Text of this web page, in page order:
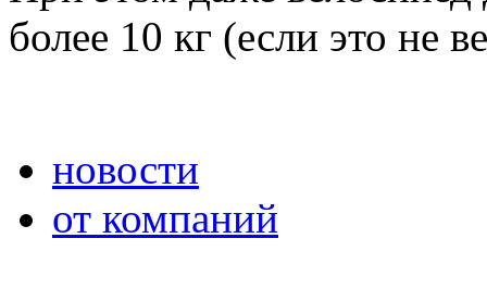
более 10 кг (если это не
новости
от компаний